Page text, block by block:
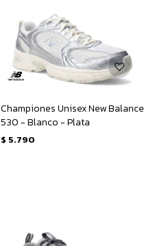
Championes Unisex New Balance
530 - Blanco - Plata
$ 5.790